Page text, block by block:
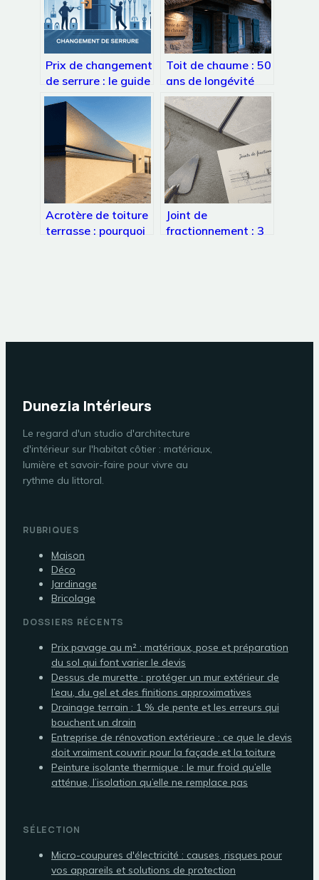
Prix de changement
de serrure : le guide
complet pour payer
le juste tarif
Toit de chaume : 50
ans de longévité
grâce à une
épaisseur de 30 cm
Acrotère de toiture
terrasse : pourquoi
Joint de
fractionnement : 3
Dunezia Intérieurs
Le regard d'un studio d'architecture
d'intérieur sur l'habitat côtier : matériaux,
lumière et savoir-faire pour vivre au
rythme du littoral.
RUBRIQUES
Maison
Déco
Jardinage
Bricolage
DOSSIERS RÉCENTS
Prix pavage au m² : matériaux, pose et préparation
du sol qui font varier le devis
Dessus de murette : protéger un mur extérieur de
l’eau, du gel et des finitions approximatives
Drainage terrain : 1 % de pente et les erreurs qui
bouchent un drain
Entreprise de rénovation extérieure : ce que le devis
doit vraiment couvrir pour la façade et la toiture
Peinture isolante thermique : le mur froid qu’elle
atténue, l’isolation qu’elle ne remplace pas
SÉLECTION
Micro-coupures d'électricité : causes, risques pour
vos appareils et solutions de protection